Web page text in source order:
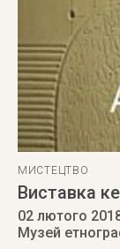
МИСТЕЦТВО
Виставка
02 лютого
Музей